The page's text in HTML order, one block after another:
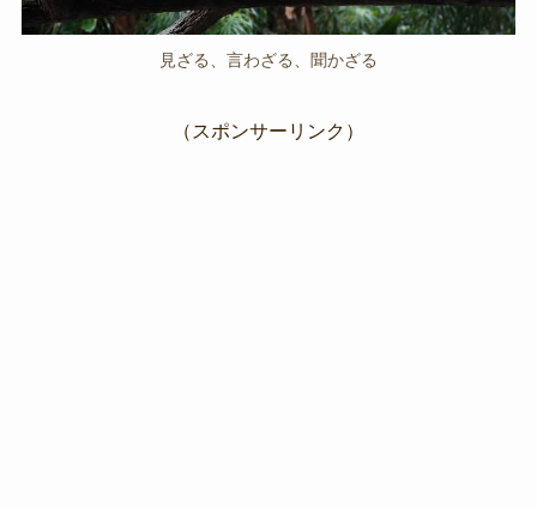
見ざる、言わざる、聞かざる
（スポンサーリンク）